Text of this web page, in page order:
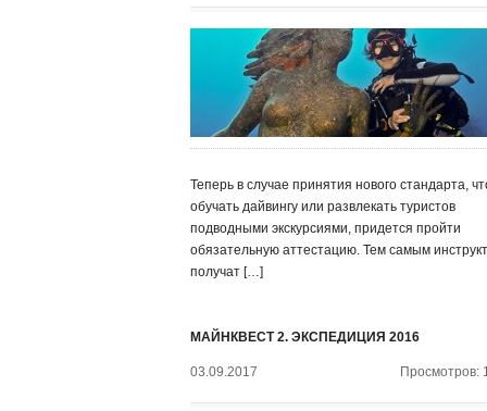
Теперь в случае принятия нового стандарта,
обучать дайвингу или развлекать туристов
подводными экскурсиями, придется пройти
обязательную аттестацию. Тем самым
получат […]
МАЙНКВЕСТ 2. ЭКСПЕДИЦИЯ 2016
03.09.2017 Просмотров: